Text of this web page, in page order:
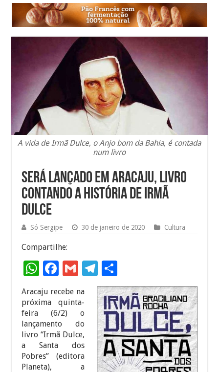
A vida de Irmã Dulce, o Anjo bom da Bahia, é contada
num livro
Será lançado em Aracaju, livro
contando a história de Irmã
Dulce
Só Sergipe 30 de janeiro de 2020 Cultura
Compartilhe:
W
h
at
sA
p
p
F
ac
e
b
o
k
G
ai
l
T
el
e
gr
a
m
h
ar
e
Aracaju recebe na
próxima quinta-
feira (6/2) o
lançamento do
livro “Irmã Dulce,
a Santa dos
Pobres” (editora
Planeta), a